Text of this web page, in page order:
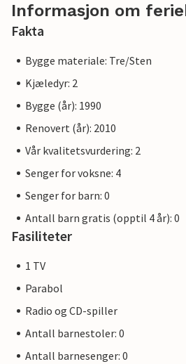
Informasjon om
Fakta
Bygge materiale: Tre/Sten
Kjæledyr: 2
Bygge (år): 1990
Renovert (år): 2010
Vår kvalitetsvurdering: 2
Senger for voksne: 4
Senger for barn: 0
Antall barn gratis (opptil 4 år): 0
Fasiliteter
1 TV
Parabol
Radio og CD-spiller
Antall barnestoler: 0
Antall barnesenger: 0